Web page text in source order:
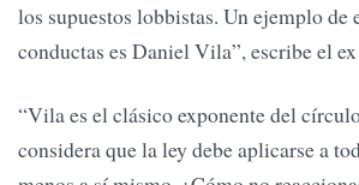
los supuestos lobbistas. Un ejemplo de
conductas es Daniel Vila”, escribe el
“Vila es el clásico exponente del
considera que la ley debe aplicarse a